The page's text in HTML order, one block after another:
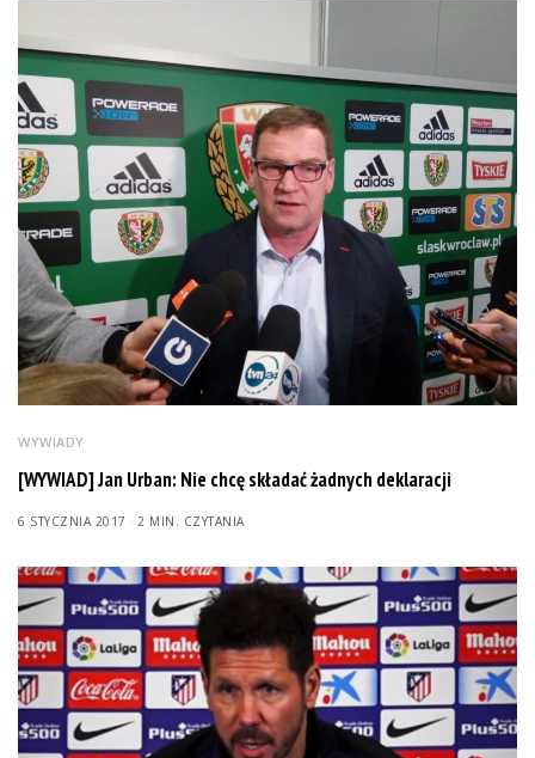
WYWIADY
[WYWIAD] Jan Urban: Nie chcę składać żadnych deklaracji
6 STYCZNIA 2017 2 MIN. CZYTANIA